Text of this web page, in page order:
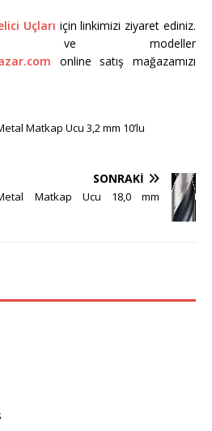
Uçları için linkimizi ziyaret ediniz.
ve modeller
online satış mağazamızı
Matkap Ucu 3,2 mm 10’lu
SONRAKI
Matkap Ucu 18,0 mm